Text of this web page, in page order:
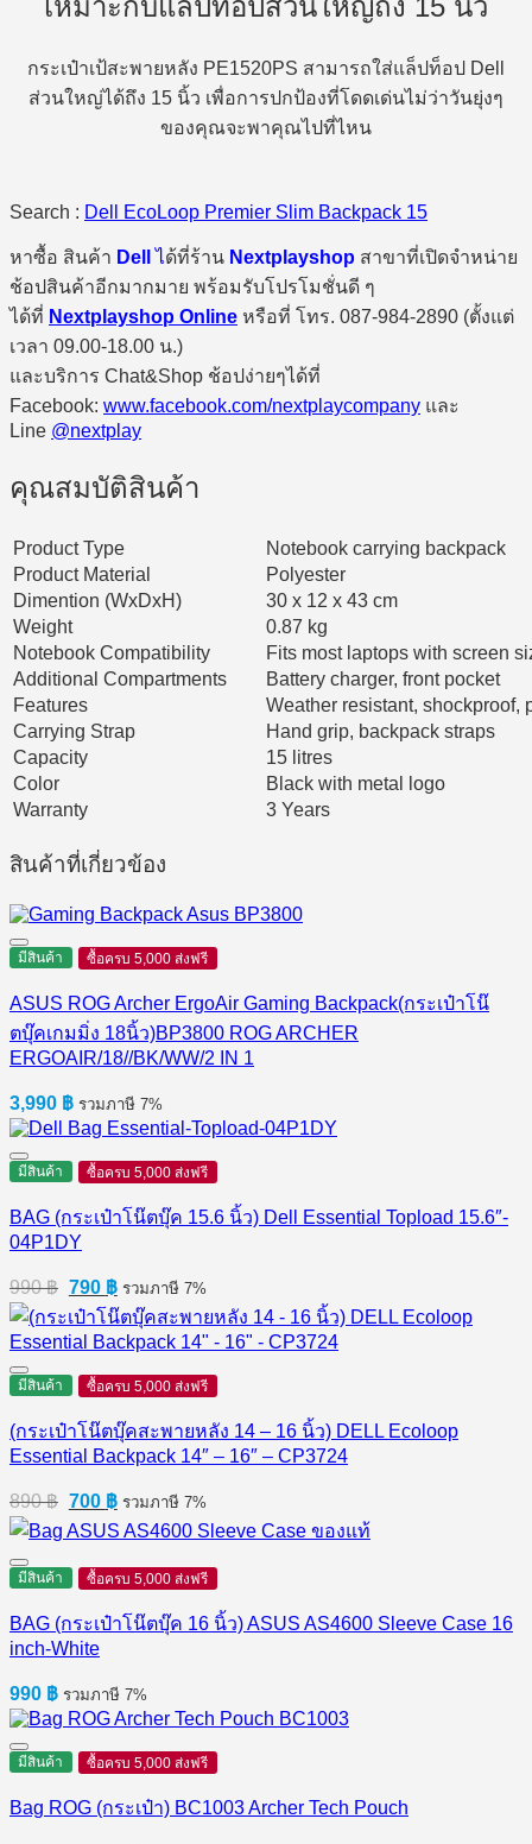
กระเป๋าเป้สะพายหลัง PE1520PS สามารถใส่แล็ปท็อป Dell
ส่วนใหญ่ได้ถึง 15 นิ้ว เพื่อการปกป้องที่โดดเด่นไม่ว่าวันยุ่งๆ
ของคุณจะพาคุณไปที่ไหน
Search : Dell EcoLoop Premier Slim Backpack 15
หาซื้อ สินค้า Dell ได้ที่ร้าน Nextplayshop สาขาที่เปิดจำหน่าย
ช้อปสินค้าอีกมากมาย พร้อมรับโปรโมชั่นดี ๆ
ได้ที่ Nextplayshop Online หรือที่ โทร. 087-984-2890 (ตั้งแต่
เวลา 09.00-18.00 น.)
และบริการ Chat&Shop ช้อปง่ายๆได้ที่
Facebook: www.facebook.com/nextplaycompany และ
Line @nextplay
คุณสมบัติสินค้า
Product Type
Notebook carrying backpack
Product Material
Polyester
Dimention (WxDxH)
30 x 12 x 43 cm
Weight
0.87 kg
Notebook Compatibility
Fits most laptops with screen
Additional Compartments
Battery charger, front pocket
Features
Weather resistant, shockproof,
Carrying Strap
Hand grip, backpack straps
Capacity
15 litres
Color
Black with metal logo
Warranty
3 Years
สินค้าที่เกี่ยวข้อง
มีสินค้า ซื้อครบ 5,000 ส่งฟรี
ASUS ROG Archer ErgoAir Gaming Backpack(กระเป๋าโน๊
ตบุ๊คเกมมิ่ง 18นิ้ว)BP3800 ROG ARCHER
ERGOAIR/18//BK/WW/2 IN 1
3,990 ฿ รวมภาษี 7%
มีสินค้า ซื้อครบ 5,000 ส่งฟรี
BAG (กระเป๋าโน๊ตบุ๊ค 15.6 นิ้ว) Dell Essential Topload 15.6″-
04P1DY
990฿ Original
price
was:
990 ฿.
790 ฿Current
price
is:
790 ฿.
รวมภาษี 7%
มีสินค้า ซื้อครบ 5,000 ส่งฟรี
(กระเป๋าโน๊ตบุ๊คสะพายหลัง 14 – 16 นิ้ว) DELL Ecoloop
Essential Backpack 14″ – 16″ – CP3724
890฿ Original
price
was:
890 ฿.
700 ฿Current
price
is:
700 ฿.
รวมภาษี 7%
มีสินค้า ซื้อครบ 5,000 ส่งฟรี
BAG (กระเป๋าโน๊ตบุ๊ค 16 นิ้ว) ASUS AS4600 Sleeve Case 16
inch-White
990 ฿ รวมภาษี 7%
มีสินค้า ซื้อครบ 5,000 ส่งฟรี
Bag ROG (กระเป๋า) BC1003 Archer Tech Pouch